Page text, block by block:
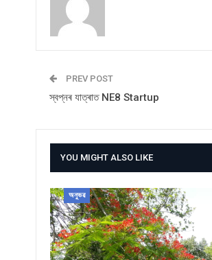
PREV POST
স্বপ্নৰ যাত্ৰাত NE8 Startup
YOU MIGHT ALSO LIKE
অনুভৱ